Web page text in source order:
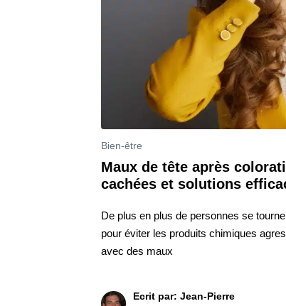
Bien-être
Maux de tête après
cachées et solutions
De plus en plus de personnes se
pour éviter les produits chimiques
avec des maux
Ecrit par: Jean-Pierre